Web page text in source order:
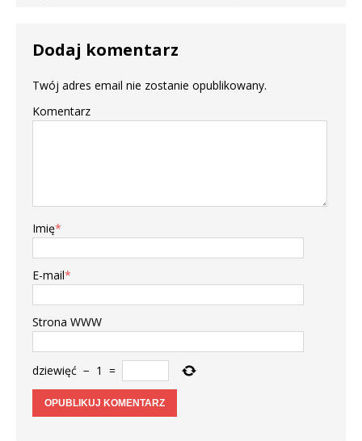
Dodaj komentarz
Twój adres email nie zostanie opublikowany.
Komentarz
Imię*
E-mail*
Strona WWW
dziewięć − 1 =